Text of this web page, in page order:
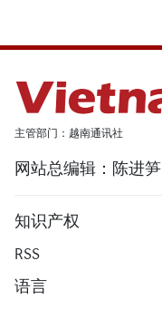
主管部门：越南通讯社
网站总编辑：陈进笋
知识产权
RSS
语言